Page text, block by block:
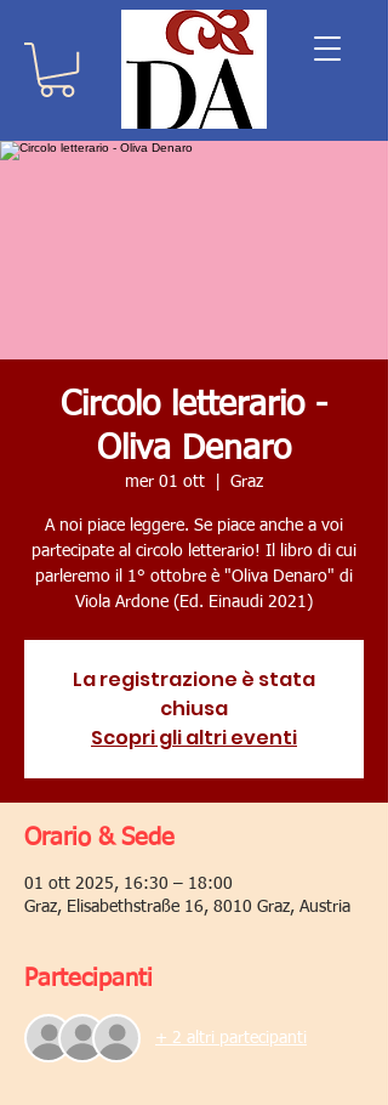
Circolo letterario -
Oliva Denaro
mer 01 ott Graz
A noi piace leggere. Se piace anche a voi
partecipate al circolo letterario! Il libro di cui
parleremo il 1° ottobre è "Oliva Denaro" di
Viola Ardone (Ed. Einaudi 2021)
La registrazione è stata
chiusa
Scopri gli altri eventi
Orario & Sede
01 ott 2025, 16:30 – 18:00
Graz, Elisabethstraße 16, 8010 Graz, Austria
Partecipanti
+ 2 altri partecipanti